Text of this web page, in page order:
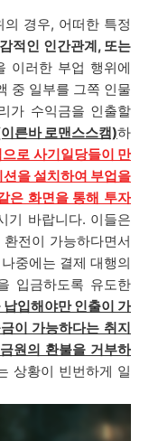
경우, 어떠한 특정
적인 인간관계, 또는
이러한 부업 행위에
중 일부를 그쪽 인물
가 수익금을 인출할
른바 로맨스스캠)하
로 사기일당들이 만
을 설치하여 부업을
은 화면을 통해 투자
기 바랍니다. 이들은
전이 가능하다면서
중에는 결제 대행의
입금하도록 유도한
납입해야만 인출이 가
이 가능하다는 취지
원의 환불을 거부하
상황이 빈번하게 일